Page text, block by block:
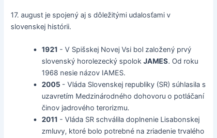
17. august je spojený aj s dôležitými udalosťami v
slovenskej histórii.
1921 - V Spišskej Novej Vsi bol založený prvý
slovenský horolezecký spolokJAMES. Od roku
1968 nesie názov IAMES.
2005 - Vláda Slovenskej republiky (SR) súhlasila s
uzavretím Medzinárodného dohovoru o potláčaní
činov jadrového terorizmu.
2011 - Vláda SR schválila doplnenie Lisabonskej
zmluvy, ktoré bolo potrebné na zriadenie trvalého